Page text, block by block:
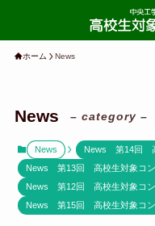
ホーム News
News – category –
News
News 第14回
News 第13回 高校生対象コン
News 第12回 高校生対象コン
News 第15回 高校生対象コン